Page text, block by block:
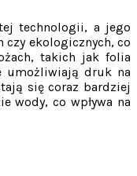
technologii, a jego
czy ekologicznych, co
takich jak folia
umożliwiają druk na
się coraz bardziej
wody, co wpływa na